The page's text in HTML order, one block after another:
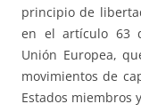
principio de
en el artículo 63
Unión Europea,
movimientos de
Estados miembros